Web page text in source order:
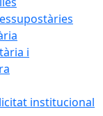
i
institucional